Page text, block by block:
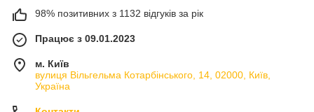
98% позитивних з 1132 відгуків за рік
Працює з 09.01.2023
м. Київ
вулиця Вільгельма Котарбінського, 14, 02000, Київ,
Україна